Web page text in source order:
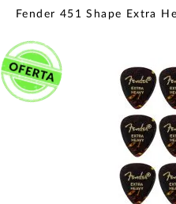
Fender 451 Shape Extra